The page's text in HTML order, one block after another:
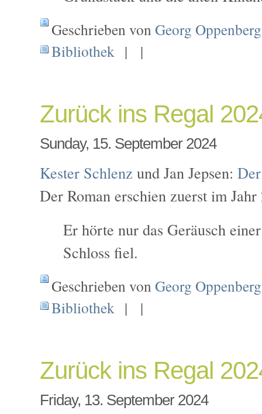
Geschrieben vonGeorg Oppenberg
Bibliothek | |
Zurück ins Regal
Sunday, 15. September 2024
Kester Schlenz und Jan Jepsen:
Der Roman erschien zuerst im
Er hörte nur das Geräusch
Schloss fiel.
Geschrieben vonGeorg Oppenberg
Bibliothek | |
Zurück ins Regal
Friday, 13. September 2024